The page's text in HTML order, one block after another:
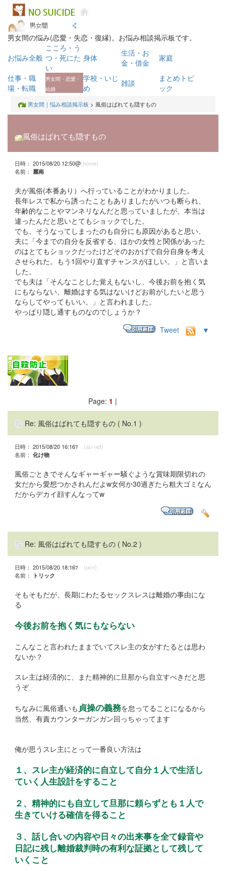
男女間の悩み(恋愛・失恋・復縁)。お悩み相談掲示板です。
お悩み全般
こころ・う
つ・死にた
い
身体
生活・お
金・借金
家庭
仕事・職
場・転職
男女間・恋愛・
結婚
学校・いじ
め
雑談
まとめトピ
ック
男女間｜悩み相談掲示板 > 風俗はばれても隠すもの
風俗はばれても隠すもの
日時： 2015/08/20 12:50@(home)
名前： 麗南
夫が風俗(本番あり）へ行っていることがわかりました。
長年レスで私から誘ったこともありましたがいつも断られ、
年齢的なことやマンネリなんだと思っていましたが、本当は
違ったんだと思いとてもショックでした。
でも、そうなってしまったのも自分にも原因があると思い、
夫に「今までの自分を反省する、ほかの女性と関係があった
のはとてもショックだったけどそのおかげで自分自身を考え
させられた。もう1回やり直すチャンスがほしい。」と言いま
した。
でも夫は「そんなことした覚えもないし、今後お前を抱く気
にもならない、離婚はする気はないけどお前がしたいと思う
ならしてやってもいい。」と言われました。
やっぱり隠し通すものなのでしょうか？
Tweet
▼
Page: 1 |
Re: 風俗はばれても隠すもの ( No.1 )
日時： 2015/08/20 16:16ﾂ (au-net)
名前： 化け物
風俗ごときでそんなギャーギャー騒ぐような賞味期限切れの
女だから愛想つかされんだよw女何か30過ぎたら粗大ゴミなん
だからデカイ顔すんなってw
Re: 風俗はばれても隠すもの ( No.2 )
日時： 2015/08/20 18:16ﾂ (ocn)
名前：
トリック
そもそもだが、長期にわたるセックスレスは離婚の事由にな
る
今後お前を抱く気にもならない
こんなこと言われたままでいてスレ主の女がすたるとは思わ
ないか？
スレ主は経済的に、また精神的に旦那から自立すべきだと思
うぞ
ちなみに風俗通いも 貞操の義務を怠ってることになるから
当然、有責カウンターガンガン回っちゃってます
俺が思うスレ主にとって一番良い方法は
１、スレ主が経済的に自立して自分１人で生活し
ていく人生設計をすること
２、精神的にも自立して旦那に頼らずとも１人で
生きていける確信を得ること
３、話し合いの内容や日々の出来事を全て録音や
日記に残し離婚裁判時の有利な証拠として残して
いくこと